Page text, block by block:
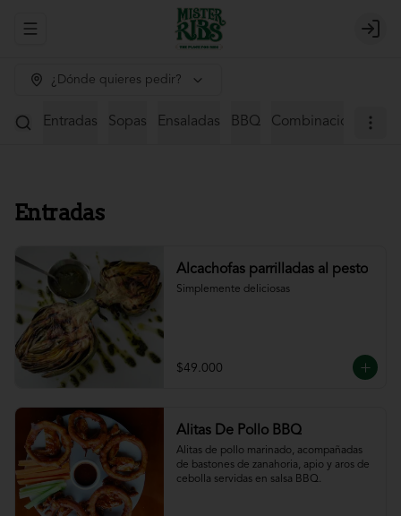
Abrir menu de navegación Login
¿Dónde quieres pedir?
Entradas Sopas Ensaladas BBQ Combinaciones
Entradas
Alcachofas parrilladas al pesto
Simplemente deliciosas
$49.000
Alitas De Pollo BBQ
Alitas de pollo marinado, acompañadas
de bastones de zanahoria, apio y aros de
cebolla servidas en salsa BBQ.